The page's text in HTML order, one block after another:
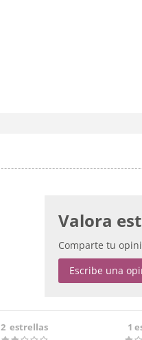
Valora
Comparte tu
Escribe una
2 estrellas 1